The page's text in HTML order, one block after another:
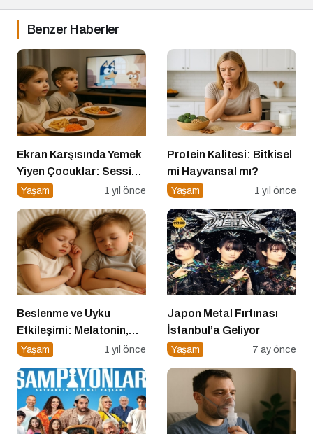
Benzer Haberler
Ekran Karşısında Yemek
Yiyen Çocuklar: Sessiz
Tehlike
Yaşam 1 yıl önce
Protein Kalitesi: Bitkisel
mi Hayvansal mı?
Yaşam 1 yıl önce
Beslenme ve Uyku
Etkileşimi: Melatonin,
Triptofan ve Çocuk
Yaşam 1 yıl önce
Japon Metal Fırtınası
İstanbul’a Geliyor
Yaşam 7 ay önce